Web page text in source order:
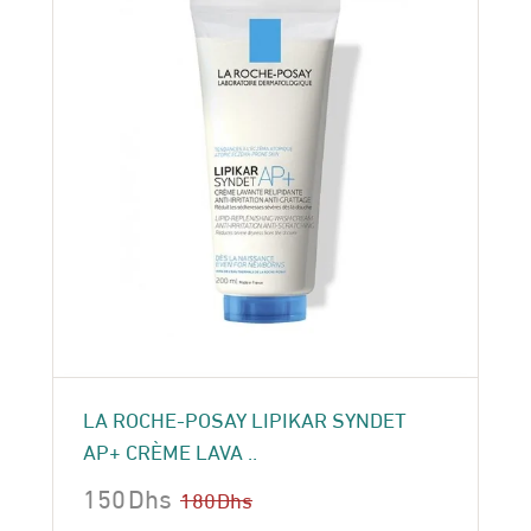
LA ROCHE-POSAY LIPIKAR SYNDET
AP+ CRÈME LAVA ..
180Dhs
150Dhs